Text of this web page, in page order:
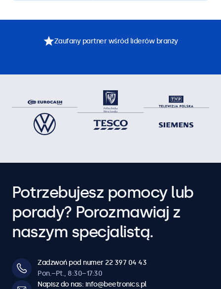
Zaufany partner wśród liderów branży
Potrzebujesz pomocy lub
porady? Porozmawiaj z
naszym specjalistą.
Zadzwoń pod numer 22 397 04 43
Pon.–Pt., 8:30–17:30
Napisz do nas: info@beetronics.pl